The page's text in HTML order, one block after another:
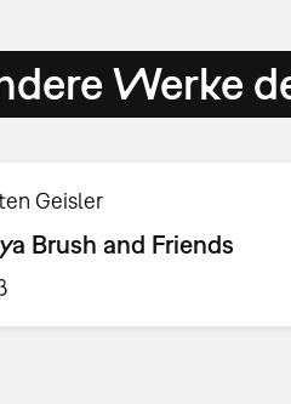
Werke
Geisler
Brush and Friends